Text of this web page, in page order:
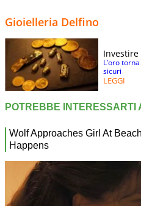
Gioielleria Delfino
L’oro
sicuri
LEGGI